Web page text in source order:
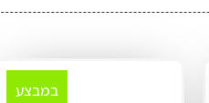
במבצע